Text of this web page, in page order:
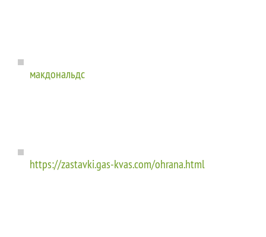
макдональдс
https://zastavki.gas-kvas.com/ohrana.html